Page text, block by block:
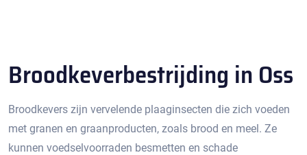
Broodkeverbestrijding in Oss
Broodkevers zijn vervelende plaaginsecten die zich voeden
met granen en graanproducten, zoals brood en meel. Ze
kunnen voedselvoorraden besmetten en schade